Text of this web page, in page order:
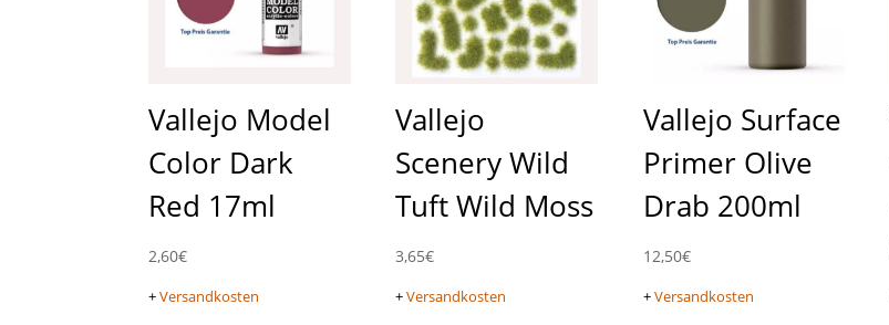
Vallejo Model
Color Dark
Red 17ml
2,60€
+Versandkosten
Vallejo
Scenery Wild
Tuft Wild Moss
3,65€
+Versandkosten
Vallejo Surface
Primer Olive
Drab 200ml
12,50€
+Versandkosten